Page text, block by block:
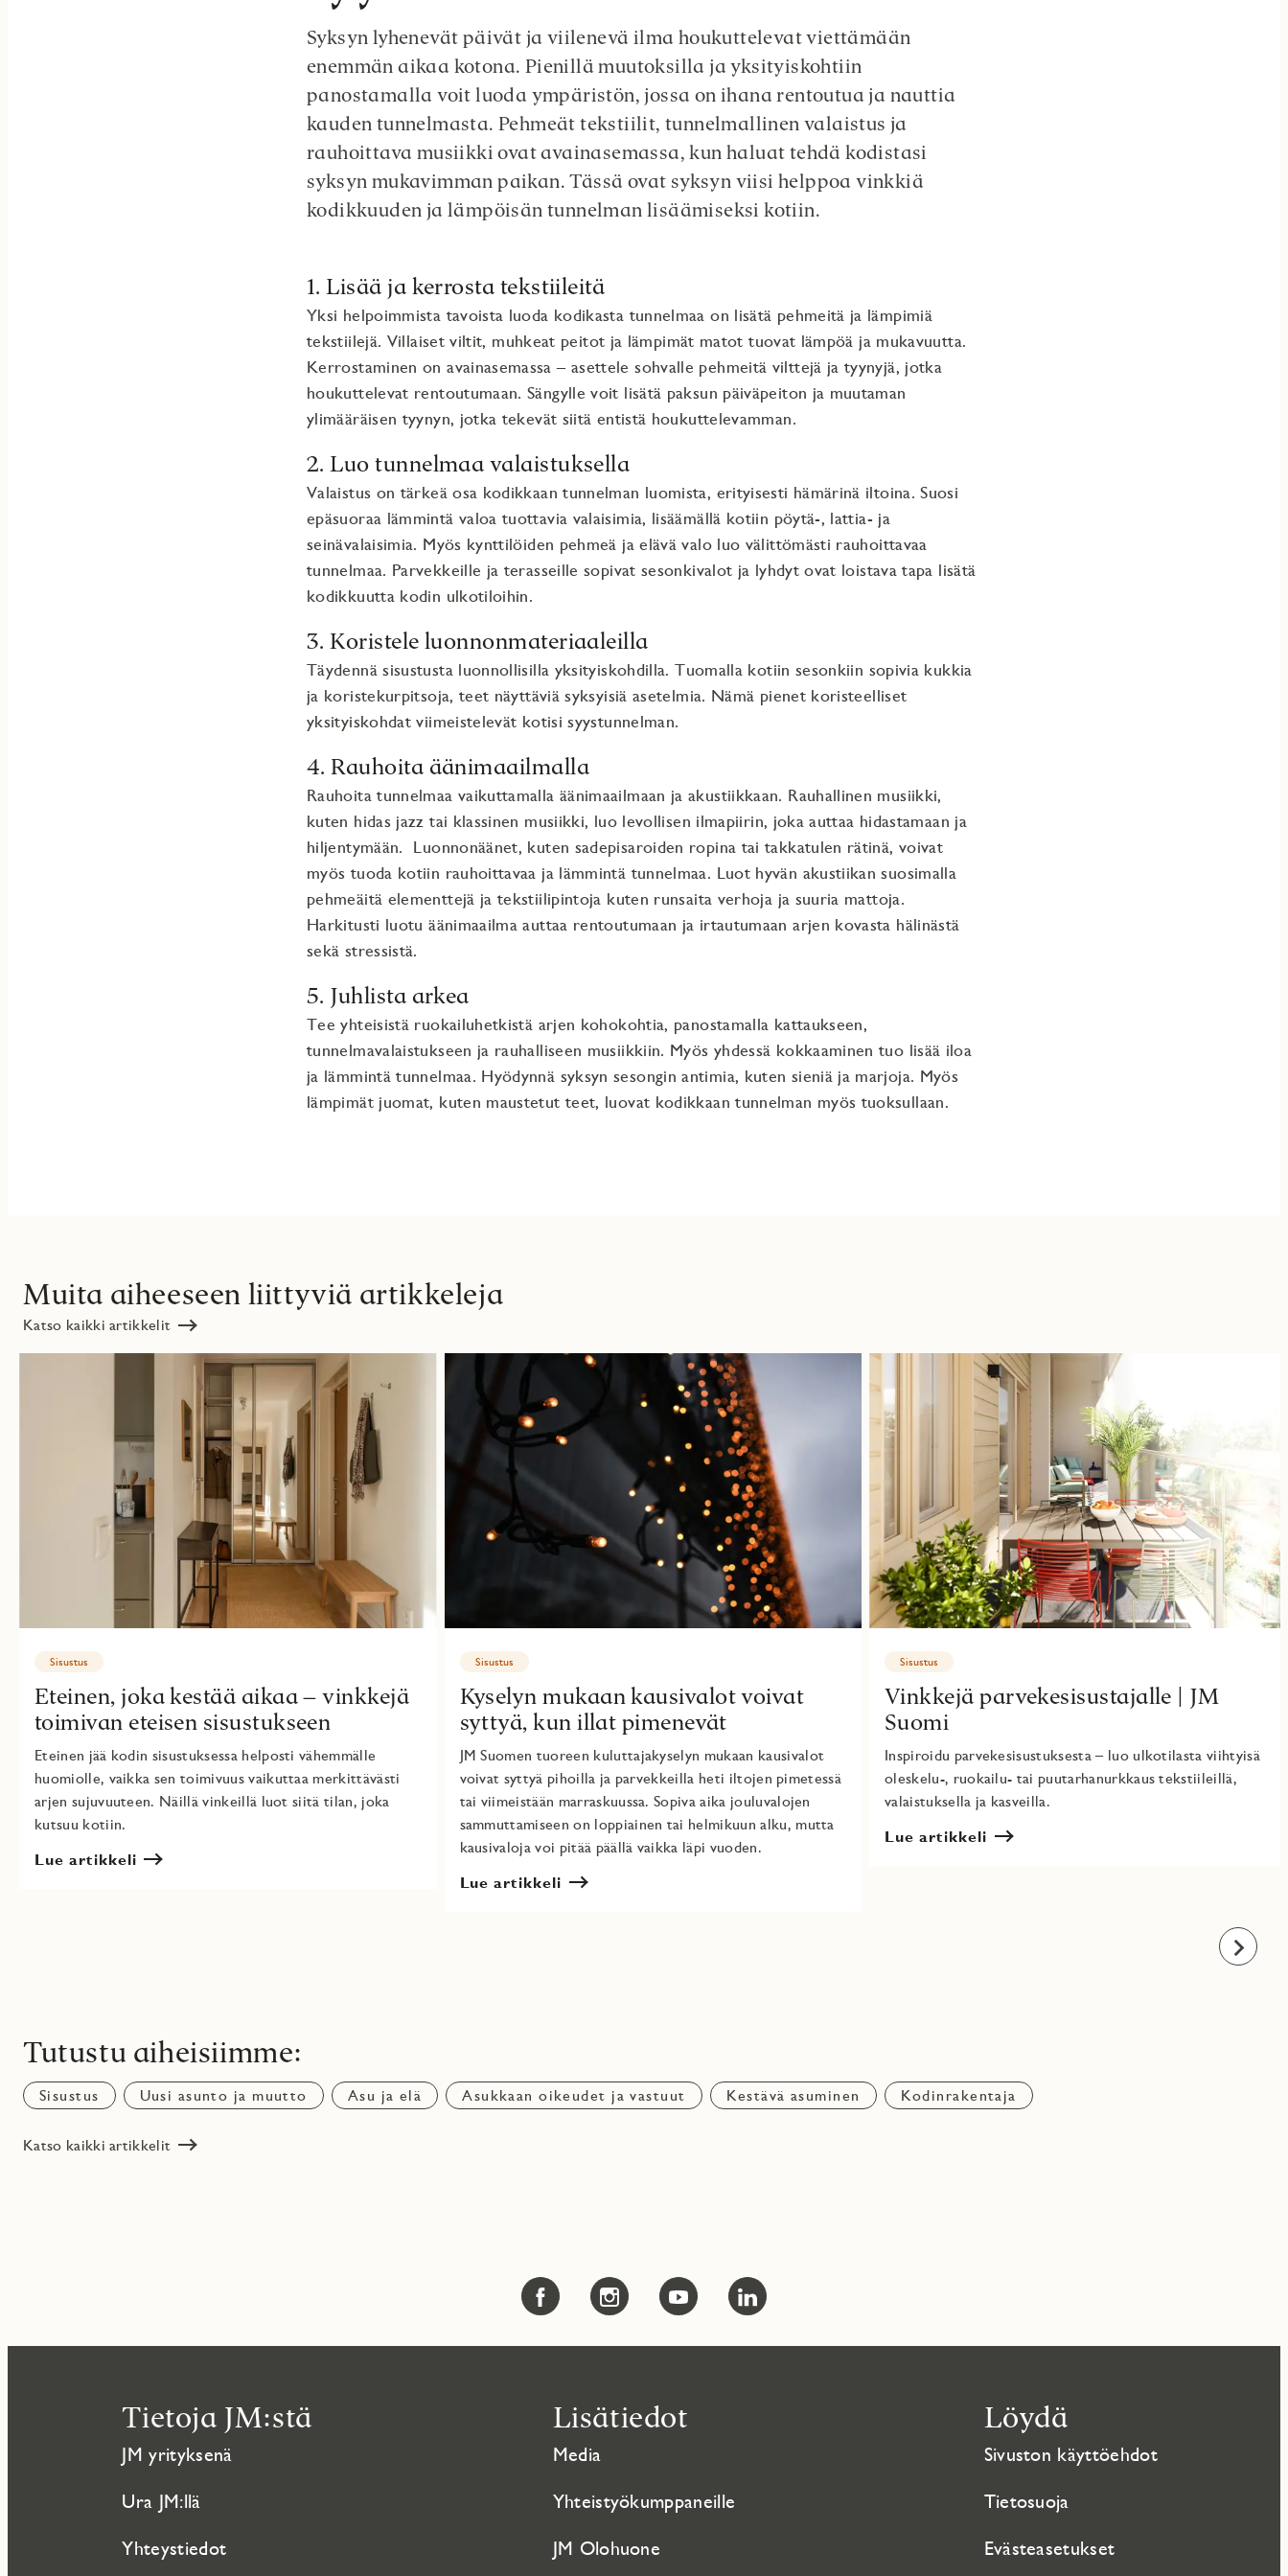
Syksyn lyhenevät päivät ja viilenevä ilma houkuttelevat viettämään
enemmän aikaa kotona. Pienillä muutoksilla ja yksityiskohtiin
panostamalla voit luoda ympäristön, jossa on ihana rentoutua ja nauttia
kauden tunnelmasta. Pehmeät tekstiilit, tunnelmallinen valaistus ja
rauhoittava musiikki ovat avainasemassa, kun haluat tehdä kodistasi
syksyn mukavimman paikan. Tässä ovat syksyn viisi helppoa vinkkiä
kodikkuuden ja lämpöisän tunnelman lisäämiseksi kotiin.
1. Lisää ja kerrosta tekstiileitä
Yksi helpoimmista tavoista luoda kodikasta tunnelmaa on lisätä pehmeitä ja lämpimiä
tekstiilejä. Villaiset viltit, muhkeat peitot ja lämpimät matot tuovat lämpöä ja mukavuutta.
Kerrostaminen on avainasemassa – asettele sohvalle pehmeitä vilttejä ja tyynyjä, jotka
houkuttelevat rentoutumaan. Sängylle voit lisätä paksun päiväpeiton ja muutaman
ylimääräisen tyynyn, jotka tekevät siitä entistä houkuttelevamman.
2. Luo tunnelmaa valaistuksella
Valaistus on tärkeä osa kodikkaan tunnelman luomista, erityisesti hämärinä iltoina. Suosi
epäsuoraa lämmintä valoa tuottavia valaisimia, lisäämällä kotiin pöytä-, lattia- ja
seinävalaisimia. Myös kynttilöiden pehmeä ja elävä valo luo välittömästi rauhoittavaa
tunnelmaa. Parvekkeille ja terasseille sopivat sesonkivalot ja lyhdyt ovat loistava tapa lisätä
kodikkuutta kodin ulkotiloihin.
3. Koristele luonnonmateriaaleilla
Täydennä sisustusta luonnollisilla yksityiskohdilla. Tuomalla kotiin sesonkiin sopivia kukkia
ja koristekurpitsoja, teet näyttäviä syksyisiä asetelmia. Nämä pienet koristeelliset
yksityiskohdat viimeistelevät kotisi syystunnelman.
4. Rauhoita äänimaailmalla
Rauhoita tunnelmaa vaikuttamalla äänimaailmaan ja akustiikkaan. Rauhallinen musiikki,
kuten hidas jazz tai klassinen musiikki, luo levollisen ilmapiirin, joka auttaa hidastamaan ja
hiljentymään. Luonnonäänet, kuten sadepisaroiden ropina tai takkatulen rätinä, voivat
myös tuoda kotiin rauhoittavaa ja lämmintä tunnelmaa. Luot hyvän akustiikan suosimalla
pehmeäitä elementtejä ja tekstiilipintoja kuten runsaita verhoja ja suuria mattoja.
Harkitusti luotu äänimaailma auttaa rentoutumaan ja irtautumaan arjen kovasta hälinästä
sekä stressistä.
5. Juhlista arkea
Tee yhteisistä ruokailuhetkistä arjen kohokohtia, panostamalla kattaukseen,
tunnelmavalaistukseen ja rauhalliseen musiikkiin. Myös yhdessä kokkaaminen tuo lisää iloa
ja lämmintä tunnelmaa. Hyödynnä syksyn sesongin antimia, kuten sieniä ja marjoja. Myös
lämpimät juomat, kuten maustetut teet, luovat kodikkaan tunnelman myös tuoksullaan.
Muita aiheeseen liittyviä artikkeleja
Katso kaikki artikkelit
Sisustus
Eteinen, joka kestää aikaa – vinkkejä
toimivan eteisen sisustukseen
Eteinen jää kodin sisustuksessa helposti vähemmälle
huomiolle, vaikka sen toimivuus vaikuttaa merkittävästi
arjen sujuvuuteen. Näillä vinkeillä luot siitä tilan, joka
kutsuu kotiin.
Lue artikkeli
Sisustus
Kyselyn mukaan kausivalot voivat
syttyä, kun illat pimenevät
JM Suomen tuoreen kuluttajakyselyn mukaan kausivalot
voivat syttyä pihoilla ja parvekkeilla heti iltojen pimetessä
tai viimeistään marraskuussa. Sopiva aika jouluvalojen
sammuttamiseen on loppiainen tai helmikuun alku, mutta
kausivaloja voi pitää päällä vaikka läpi vuoden.
Lue artikkeli
Sisustus
Vinkkejä parvekesisustajalle | JM
Suomi
Inspiroidu parvekesisustuksesta – luo ulkotilasta viihtyisä
oleskelu-, ruokailu- tai puutarhanurkkaus tekstiileillä,
valaistuksella ja kasveilla.
Lue artikkeli
Tutustu aiheisiimme:
Sisustus Uusi asunto ja muutto Asu ja elä Asukkaan oikeudet ja vastuut Kestävä asuminen Kodinrakentaja
Katso kaikki artikkelit
Tietoja JM:stä
JM yrityksenä
Ura JM:llä
Yhteystiedot
Lisätiedot
Media
Yhteistyökumppaneille
JM Olohuone
Löydä
Sivuston käyttöehdot
Tietosuoja
Evästeasetukset